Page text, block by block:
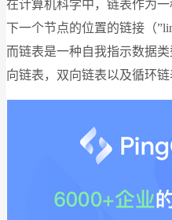
在计算机科学中，链表作为
下一个节点的位置的链接（
而链表是一种自我指示数据
向链表，双向链表以及循环链